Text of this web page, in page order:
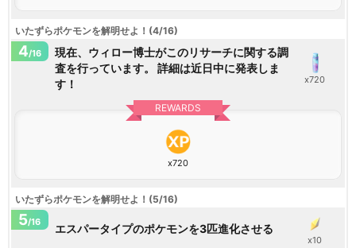
いたずらポケモンを解明せよ！(4/16)
4/16
現在、ウィロー博士がこのリサーチに関する調
査を行っています。 詳細は近日中に発表しま
す！
x720
REWARDS
x720
いたずらポケモンを解明せよ！(5/16)
5/16 エスパータイプのポケモンを3匹進化させる
x10